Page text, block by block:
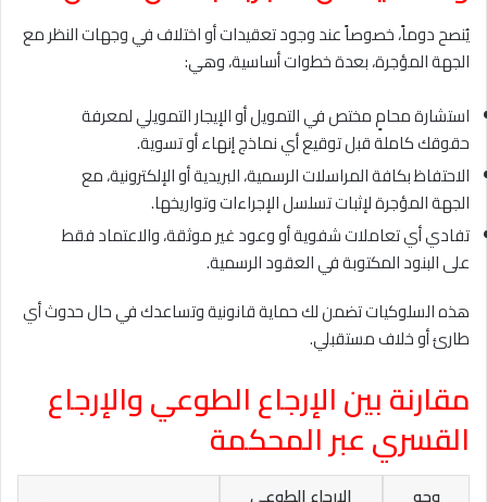
يُنصح دوماً، خصوصاً عند وجود تعقيدات أو اختلاف في وجهات النظر مع
الجهة المؤجرة، بعدة خطوات أساسية، وهي:
استشارة محامٍ مختص في التمويل أو الإيجار التمويلي لمعرفة
حقوقك كاملة قبل توقيع أي نماذج إنهاء أو تسوية.
الاحتفاظ بكافة المراسلات الرسمية، البريدية أو الإلكترونية، مع
الجهة المؤجرة لإثبات تسلسل الإجراءات وتواريخها.
تفادي أي تعاملات شفوية أو وعود غير موثقة، والاعتماد فقط
على البنود المكتوبة في العقود الرسمية.
هذه السلوكيات تضمن لك حماية قانونية وتساعدك في حال حدوث أي
طارئ أو خلاف مستقبلي.
مقارنة بين الإرجاع الطوعي والإرجاع
القسري عبر المحكمة